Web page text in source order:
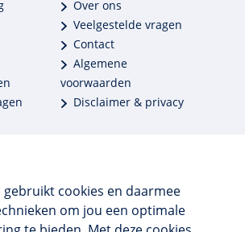
gebruikt cookies en daarmee
om jou een optimale
Over ons
Veelgestelde vragen
Contact
Algemene
voorwaarden
Disclaimer & privacy
Meer dan 250 opleidingen
BIG-opleidingen in huis